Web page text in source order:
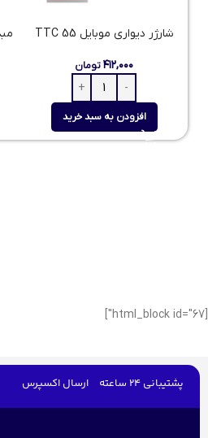
شارژر دیواری موبایل 55 TTC
۴۱۲,۰۰۰تومان
افزودن به سبد خرید
پشتیبانی 24 ساعته ارسال اکسپرس